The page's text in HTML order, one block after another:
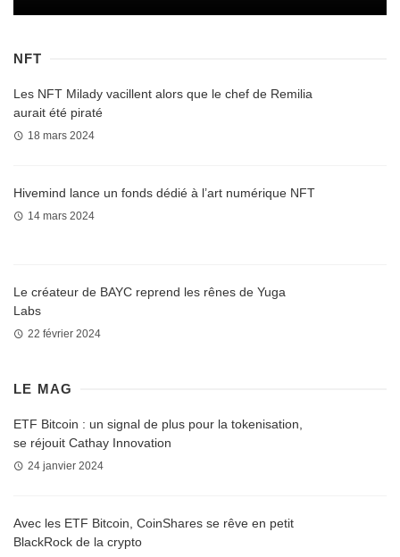
NFT
Les NFT Milady vacillent alors que le chef de Remilia
aurait été piraté
18 mars 2024
Hivemind lance un fonds dédié à l’art numérique NFT
14 mars 2024
Le créateur de BAYC reprend les rênes de Yuga
Labs
22 février 2024
LE MAG
ETF Bitcoin : un signal de plus pour la tokenisation,
se réjouit Cathay Innovation
24 janvier 2024
Avec les ETF Bitcoin, CoinShares se rêve en petit
BlackRock de la crypto